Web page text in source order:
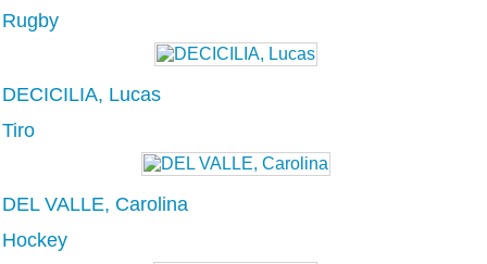
Rugby
DECICILIA, Lucas
Tiro
DEL VALLE, Carolina
Hockey